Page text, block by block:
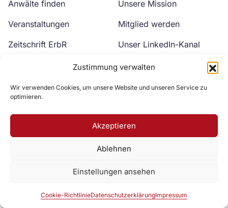
Zustimmung verwalten
Wir verwenden Cookies, um unsere Website und unseren Service zu
optimieren.
Akzeptieren
Ablehnen
Einstellungen ansehen
Cookie-RichtlinieDatenschutzerklärungImpressum
Anwälte finden
Veranstaltungen
Zeitschrift ErbR
Unsere Mission
Mitglied werden
Unser LinkedIn-Kanal
Unser YouTube-Kanal
Zur DAV Webseite